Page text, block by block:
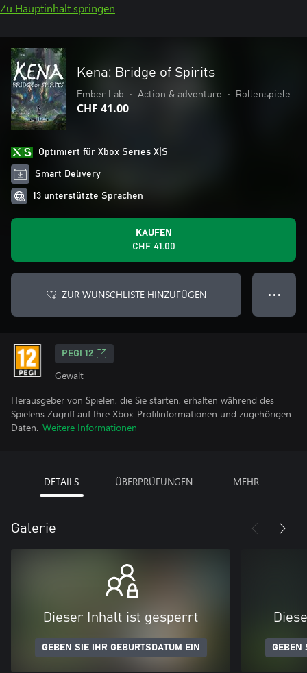
Zu Hauptinhalt springen
Kena: Bridge of Spirits
Ember Lab • Action & adventure • Rollenspiele
CHF 41.00
Optimiert für Xbox Series X|S
Smart Delivery
13 unterstützte Sprachen
KAUFEN
CHF 41.00
ZUR WUNSCHLISTE HINZUFÜGEN ● ● ●
PEGI 12
Gewalt
Herausgeber von Spielen, die Sie starten, erhalten während des
Spielens Zugriff auf Ihre Xbox-Profilinformationen und zugehörigen
Daten. Weitere Informationen
DETAILS ÜBERPRÜFUNGEN MEHR
Galerie
Dieser Inhalt ist gesperrt
GEBEN SIE IHR GEBURTSDATUM EIN GEBEN